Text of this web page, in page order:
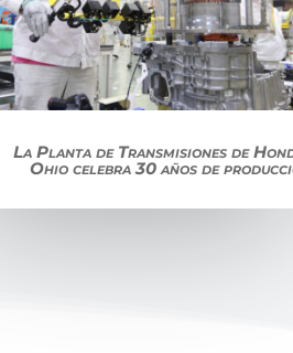
La Planta de Transmisiones de
Ohio celebra 30 años de